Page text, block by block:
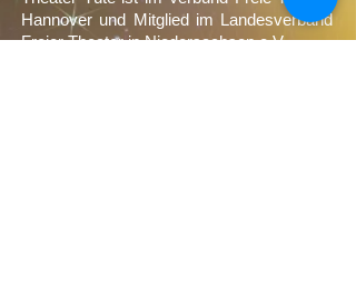
Landeshauptstadt Hannover und
Ministerium für Wissenschaft und
Hannover und Mitglied im Landesverband
Freier Theater in Niedersachsen e.V.